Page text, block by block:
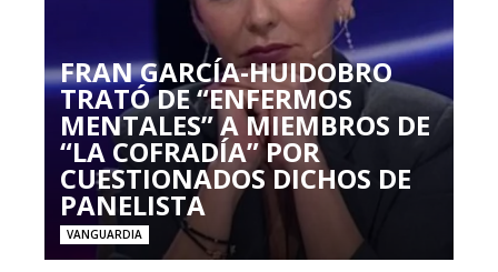
FRAN GARCÍA-HUIDOBRO
TRATÓ DE “ENFERMOS
MENTALES” A MIEMBROS DE
“LA COFRADÍA” POR
CUESTIONADOS DICHOS DE
PANELISTA
VANGUARDIA